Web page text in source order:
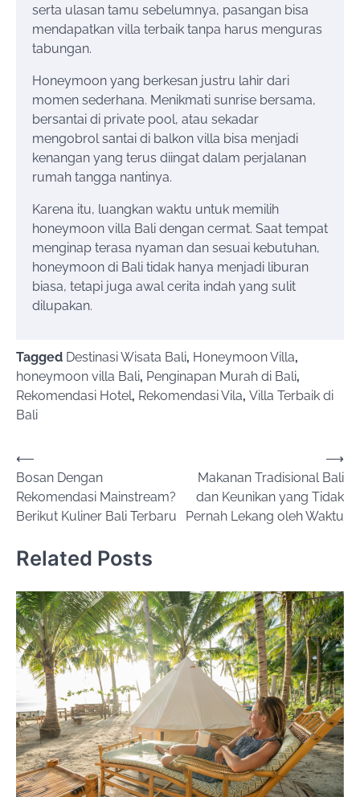
serta ulasan tamu sebelumnya, pasangan bisa
mendapatkan villa terbaik tanpa harus menguras
tabungan.
Honeymoon yang berkesan justru lahir dari
momen sederhana. Menikmati sunrise bersama,
bersantai di private pool, atau sekadar
mengobrol santai di balkon villa bisa menjadi
kenangan yang terus diingat dalam perjalanan
rumah tangga nantinya.
Karena itu, luangkan waktu untuk memilih
honeymoon villa Bali dengan cermat. Saat tempat
menginap terasa nyaman dan sesuai kebutuhan,
honeymoon di Bali tidak hanya menjadi liburan
biasa, tetapi juga awal cerita indah yang sulit
dilupakan.
Tagged Destinasi Wisata Bali, Honeymoon Villa,
honeymoon villa Bali, Penginapan Murah di Bali,
Rekomendasi Hotel, Rekomendasi Vila, Villa Terbaik di
Bali
Post
navigation
⟵
Bosan Dengan
Rekomendasi Mainstream?
Berikut Kuliner Bali Terbaru
Makanan Tradisional Bali
dan Keunikan yang Tidak
Pernah Lekang oleh Waktu
⟶
Related Posts